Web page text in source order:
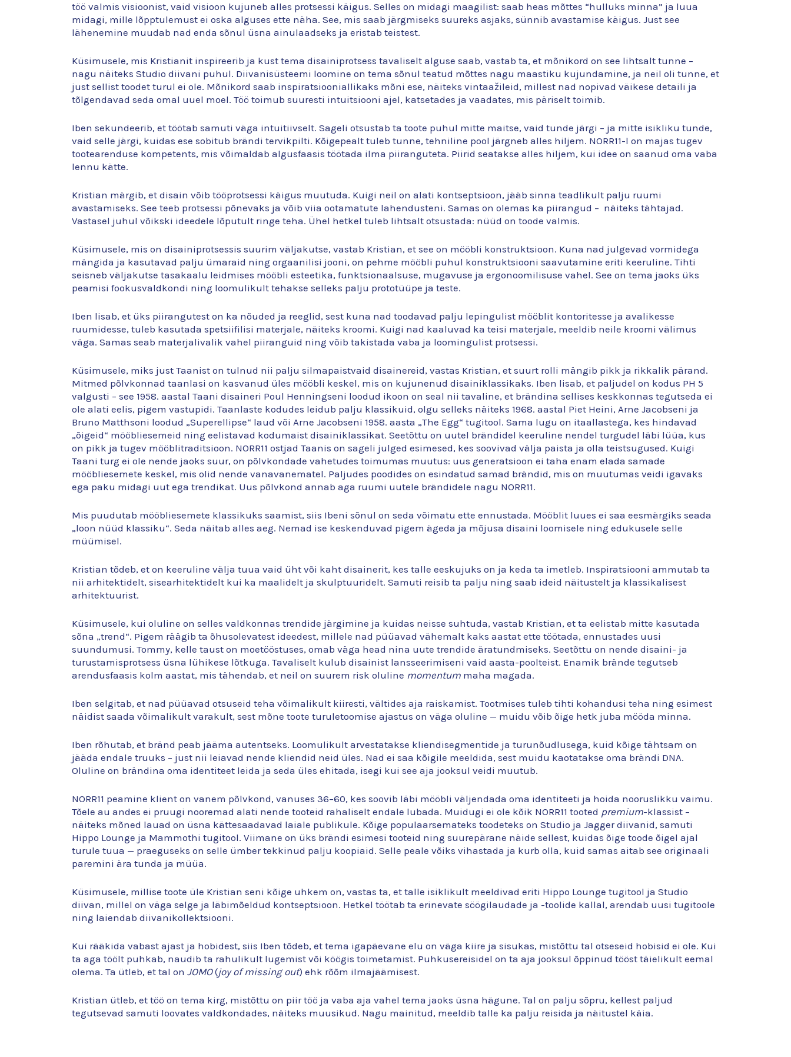
töö valmis visioonist, vaid visioon kujuneb alles protsessi käigus. Selles on midagi maagilist: saab heas mõttes “hulluks minna” ja luua
midagi, mille lõpptulemust ei oska alguses ette näha. See, mis saab järgmiseks suureks asjaks, sünnib avastamise käigus. Just see
lähenemine muudab nad enda sõnul üsna ainulaadseks ja eristab teistest.
Küsimusele, mis Kristianit inspireerib ja kust tema disainiprotsess tavaliselt alguse saab, vastab ta, et mõnikord on see lihtsalt tunne –
nagu näiteks Studio diivani puhul. Diivanisüsteemi loomine on tema sõnul teatud mõttes nagu maastiku kujundamine, ja neil oli tunne, et
just sellist toodet turul ei ole. Mõnikord saab inspiratsiooniallikaks mõni ese, näiteks vintaažileid, millest nad nopivad väikese detaili ja
tõlgendavad seda omal uuel moel. Töö toimub suuresti intuitsiooni ajel, katsetades ja vaadates, mis päriselt toimib.
Iben sekundeerib, et töötab samuti väga intuitiivselt. Sageli otsustab ta toote puhul mitte maitse, vaid tunde järgi – ja mitte isikliku tunde,
vaid selle järgi, kuidas ese sobitub brändi tervikpilti. Kõigepealt tuleb tunne, tehniline pool järgneb alles hiljem. NORR11-l on majas tugev
tootearenduse kompetents, mis võimaldab algusfaasis töötada ilma piiranguteta. Piirid seatakse alles hiljem, kui idee on saanud oma vaba
lennu kätte.
Kristian märgib, et disain võib tööprotsessi käigus muutuda. Kuigi neil on alati kontseptsioon, jääb sinna teadlikult palju ruumi
avastamiseks. See teeb protsessi põnevaks ja võib viia ootamatute lahendusteni. Samas on olemas ka piirangud – näiteks tähtajad.
Vastasel juhul võikski ideedele lõputult ringe teha. Ühel hetkel tuleb lihtsalt otsustada: nüüd on toode valmis.
Küsimusele, mis on disainiprotsessis suurim väljakutse, vastab Kristian, et see on mööbli konstruktsioon. Kuna nad julgevad vormidega
mängida ja kasutavad palju ümaraid ning orgaanilisi jooni, on pehme mööbli puhul konstruktsiooni saavutamine eriti keeruline. Tihti
seisneb väljakutse tasakaalu leidmises mööbli esteetika, funktsionaalsuse, mugavuse ja ergonoomilisuse vahel. See on tema jaoks üks
peamisi fookusvaldkondi ning loomulikult tehakse selleks palju prototüüpe ja teste.
Iben lisab, et üks piirangutest on ka nõuded ja reeglid, sest kuna nad toodavad palju lepingulist mööblit kontoritesse ja avalikesse
ruumidesse, tuleb kasutada spetsiifilisi materjale, näiteks kroomi. Kuigi nad kaaluvad ka teisi materjale, meeldib neile kroomi välimus
väga. Samas seab materjalivalik vahel piiranguid ning võib takistada vaba ja loomingulist protsessi.
Küsimusele, miks just Taanist on tulnud nii palju silmapaistvaid disainereid, vastas Kristian, et suurt rolli mängib pikk ja rikkalik pärand.
Mitmed põlvkonnad taanlasi on kasvanud üles mööbli keskel, mis on kujunenud disainiklassikaks. Iben lisab, et paljudel on kodus PH 5
valgusti – see 1958. aastal Taani disaineri Poul Henningseni loodud ikoon on seal nii tavaline, et brändina sellises keskkonnas tegutseda ei
ole alati eelis, pigem vastupidi. Taanlaste kodudes leidub palju klassikuid, olgu selleks näiteks 1968. aastal Piet Heini, Arne Jacobseni ja
Bruno Matthsoni loodud „Superellipse“ laud või Arne Jacobseni 1958. aasta „The Egg“ tugitool. Sama lugu on itaallastega, kes hindavad
„õigeid“ mööbliesemeid ning eelistavad kodumaist disainiklassikat. Seetõttu on uutel brändidel keeruline nendel turgudel läbi lüüa, kus
on pikk ja tugev mööblitraditsioon. NORR11 ostjad Taanis on sageli julged esimesed, kes soovivad välja paista ja olla teistsugused. Kuigi
Taani turg ei ole nende jaoks suur, on põlvkondade vahetudes toimumas muutus: uus generatsioon ei taha enam elada samade
mööbliesemete keskel, mis olid nende vanavanematel. Paljudes poodides on esindatud samad brändid, mis on muutumas veidi igavaks
ega paku midagi uut ega trendikat. Uus põlvkond annab aga ruumi uutele brändidele nagu NORR11.
Mis puudutab mööbliesemete klassikuks saamist, siis Ibeni sõnul on seda võimatu ette ennustada. Mööblit luues ei saa eesmärgiks seada
„loon nüüd klassiku“. Seda näitab alles aeg. Nemad ise keskenduvad pigem ägeda ja mõjusa disaini loomisele ning edukusele selle
müümisel.
Kristian tõdeb, et on keeruline välja tuua vaid üht või kaht disainerit, kes talle eeskujuks on ja keda ta imetleb. Inspiratsiooni ammutab ta
nii arhitektidelt, sisearhitektidelt kui ka maalidelt ja skulptuuridelt. Samuti reisib ta palju ning saab ideid näitustelt ja klassikalisest
arhitektuurist.
Küsimusele, kui oluline on selles valdkonnas trendide järgimine ja kuidas neisse suhtuda, vastab Kristian, et ta eelistab mitte kasutada
sõna „trend“. Pigem räägib ta õhusolevatest ideedest, millele nad püüavad vähemalt kaks aastat ette töötada, ennustades uusi
suundumusi. Tommy, kelle taust on moetööstuses, omab väga head nina uute trendide äratundmiseks. Seetõttu on nende disaini- ja
turustamisprotsess üsna lühikese lõtkuga. Tavaliselt kulub disainist lansseerimiseni vaid aasta-poolteist. Enamik brände tegutseb
arendusfaasis kolm aastat, mis tähendab, et neil on suurem risk oluline momentum maha magada.
Iben selgitab, et nad püüavad otsuseid teha võimalikult kiiresti, vältides aja raiskamist. Tootmises tuleb tihti kohandusi teha ning esimest
näidist saada võimalikult varakult, sest mõne toote turuletoomise ajastus on väga oluline — muidu võib õige hetk juba mööda minna.
Iben rõhutab, et bränd peab jääma autentseks. Loomulikult arvestatakse kliendisegmentide ja turunõudlusega, kuid kõige tähtsam on
jääda endale truuks – just nii leiavad nende kliendid neid üles. Nad ei saa kõigile meeldida, sest muidu kaotatakse oma brändi DNA.
Oluline on brändina oma identiteet leida ja seda üles ehitada, isegi kui see aja jooksul veidi muutub.
NORR11 peamine klient on vanem põlvkond, vanuses 36–60, kes soovib läbi mööbli väljendada oma identiteeti ja hoida nooruslikku vaimu.
Tõele au andes ei pruugi nooremad alati nende tooteid rahaliselt endale lubada. Muidugi ei ole kõik NORR11 tooted premium-klassist –
näiteks mõned lauad on üsna kättesaadavad laiale publikule. Kõige populaarsemateks toodeteks on Studio ja Jagger diivanid, samuti
Hippo Lounge ja Mammothi tugitool. Viimane on üks brändi esimesi tooteid ning suurepärane näide sellest, kuidas õige toode õigel ajal
turule tuua — praeguseks on selle ümber tekkinud palju koopiaid. Selle peale võiks vihastada ja kurb olla, kuid samas aitab see originaali
paremini ära tunda ja müüa.
Küsimusele, millise toote üle Kristian seni kõige uhkem on, vastas ta, et talle isiklikult meeldivad eriti Hippo Lounge tugitool ja Studio
diivan, millel on väga selge ja läbimõeldud kontseptsioon. Hetkel töötab ta erinevate söögilaudade ja -toolide kallal, arendab uusi tugitoole
ning laiendab diivanikollektsiooni.
Kui rääkida vabast ajast ja hobidest, siis Iben tõdeb, et tema igapäevane elu on väga kiire ja sisukas, mistõttu tal otseseid hobisid ei ole. Kui
ta aga töölt puhkab, naudib ta rahulikult lugemist või köögis toimetamist. Puhkusereisidel on ta aja jooksul õppinud tööst täielikult eemal
olema. Ta ütleb, et tal on JOMO(joy of missing out) ehk rõõm ilmajäämisest.
Kristian ütleb, et töö on tema kirg, mistõttu on piir töö ja vaba aja vahel tema jaoks üsna hägune. Tal on palju sõpru, kellest paljud
tegutsevad samuti loovates valdkondades, näiteks muusikud. Nagu mainitud, meeldib talle ka palju reisida ja näitustel käia.